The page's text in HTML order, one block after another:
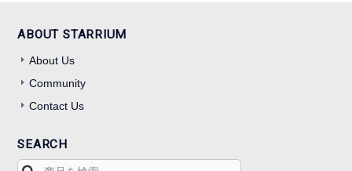
ABOUT STARRIUM
About Us
Community
Contact Us
SEARCH